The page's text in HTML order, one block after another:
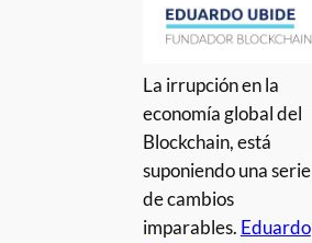
La irrupción en la
economía global del
Blockchain, está
suponiendo una serie
de cambios
imparables. Eduardo